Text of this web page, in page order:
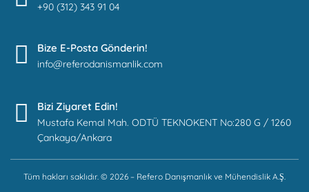
+90 (312) 343 91 04
Bize E-Posta Gönderin!
info@referodanismanlik.com
Bizi Ziyaret Edin!
Mustafa Kemal Mah. ODTÜ TEKNOKENT No:280 G / 1260
Çankaya/Ankara
Tüm hakları saklıdır. © 2026 – Refero Danışmanlık ve Mühendislik A.Ş.